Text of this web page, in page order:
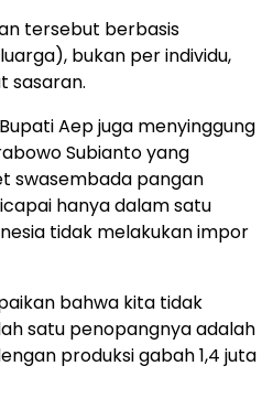
tersebut berbasis
bukan per individu,
sasaran.
Aep juga menyinggung
Subianto yang
swasembada pangan
hanya dalam satu
tidak melakukan impor
bahwa kita tidak
satu penopangnya adalah
produksi gabah 1,4 juta